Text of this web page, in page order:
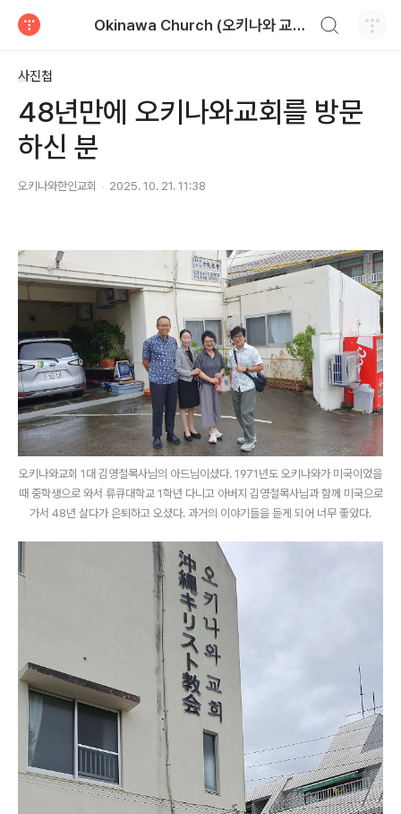
Okinawa Church (오키나와 교회)
사진첩
48년만에 오키나와교회를 방문
하신 분
오키나와한인교회 2025. 10. 21. 11:38
오키나와교회 1대 김영철목사님의 아드님이셨다. 1971년도 오키나와가 미국이었을
때 중학생으로 와서 류큐대학교 1학년 다니고 아버지 김영철목사님과 함께 미국으로
가서 48년 살다가 은퇴하고 오셨다. 과거의 이야기들을 듣게 되어 너무 좋았다.